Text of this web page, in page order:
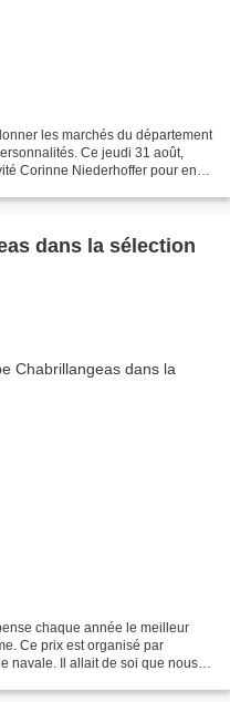
les marchés du département
Ce jeudi 31 août,
Corinne Niederhoffer pour en
dans la sélection
chaque année le meilleur
Ce prix est organisé par
navale. Il allait de soi que nous